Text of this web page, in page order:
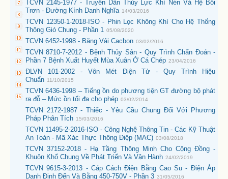
TCVN 2145-1977 - Truyền Dẫn Thủy Lực Khí Nén Và Hệ Bôi
Trơn - Đường Kính Danh Nghĩa 14/03/2016
TCVN 12350-1-2018-ISO - Phin Lọc Không Khí Cho Hệ Thống
Thông Gió Chung - Phần 1
05/08/2020
TCVN 6452-1998 - Băng Vải Cacbon 03/02/2016
TCVN 8710-7-2012 - Bệnh Thủy Sản - Quy Trình Chẩn Đoán -
Phần 7 Bệnh Xuất Huyết Mùa Xuân Ở Cá Chép 23/04/2016
ĐLVN 101-2002 - Vôn Mét Điện Tử - Quy Trình Hiệu
Chuẩn 11/10/2015
TCVN 6436-1998 – Tiếng ồn do phương tiện GT đường bộ phát
ra đỗ – Mức ồn tối đa cho phép 03/02/2014
TCVN 2172-1987 - Thiếc - Yêu Cầu Chung Đối Với Phương
Pháp Phân Tích 15/03/2016
TCVN 11495-2-2016-ISO - Công Nghệ Thông Tin - Các Kỹ Thuật
An Toàn - Mã Xác Thực Thông Điệp (MAC) 03/08/2018
TCVN 37152-2018 - Hạ Tầng Thông Minh Cho Cộng Đồng -
Khuôn Khổ Chung Về Phát Triển Và Vận Hành 24/02/2019
TCVN 9615-3-2013 - Cáp Cách Điện Bằng Cao Su - Điện Áp
Danh Định Đến Và Bằng 450-750V - Phần 3 31/05/2016